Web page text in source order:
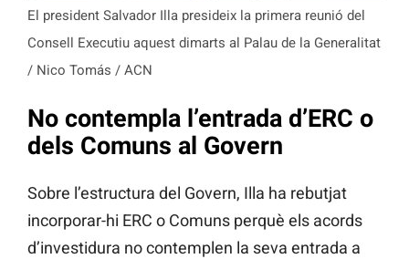
El president Salvador Illa presideix la primera reunió del
Consell Executiu aquest dimarts al Palau de la Generalitat
/ Nico Tomás / ACN
No contempla l’entrada d’ERC o
dels Comuns al Govern
Sobre l’estructura del Govern, Illa ha rebutjat
incorporar-hi ERC o Comuns perquè els acords
d’investidura no contemplen la seva entrada a